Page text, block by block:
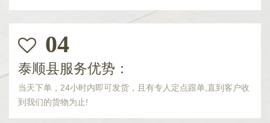
04
泰顺县服务优势：
当天下单，24小时内即可发货，且有专人定点跟单,直到客户收
到我们的货物为止!